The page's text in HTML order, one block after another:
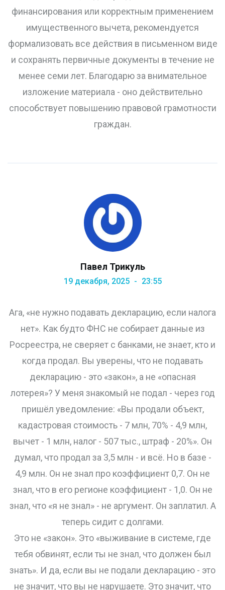
финансирования или корректным применением
имущественного вычета, рекомендуется
формализовать все действия в письменном виде
и сохранять первичные документы в течение не
менее семи лет. Благодарю за внимательное
изложение материала - оно действительно
способствует повышению правовой грамотности
граждан.
Павел Трикуль
19 декабря, 2025 23:55
Ага, «не нужно подавать декларацию, если налога
нет». Как будто ФНС не собирает данные из
Росреестра, не сверяет с банками, не знает, кто и
когда продал. Вы уверены, что не подавать
декларацию - это «закон», а не «опасная
лотерея»? У меня знакомый не подал - через год
пришёл уведомление: «Вы продали объект,
кадастровая стоимость - 7 млн, 70% - 4,9 млн,
вычет - 1 млн, налог - 507 тыс., штраф - 20%». Он
думал, что продал за 3,5 млн - и всё. Но в базе -
4,9 млн. Он не знал про коэффициент 0,7. Он не
знал, что в его регионе коэффициент - 1,0. Он не
знал, что «я не знал» - не аргумент. Он заплатил. А
теперь сидит с долгами.
Это не «закон». Это «выживание в системе, где
тебя обвинят, если ты не знал, что должен был
знать». И да, если вы не подали декларацию - это
не значит, что вы не нарушаете. Это значит, что